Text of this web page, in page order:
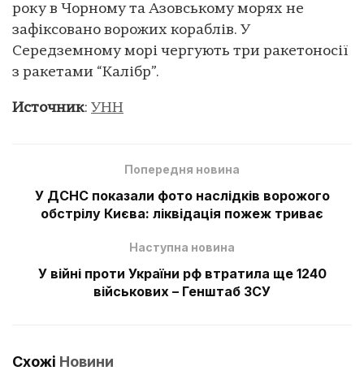
року в Чорному та Азовському морях не
зафіксовано ворожих кораблів. У
Середземному морі чергують три ракетоносії
з ракетами “Калібр”.
Источник: УНН
Попередня новина
У ДСНС показали фото наслідків ворожого
обстрілу Києва: ліквідація пожеж триває
Наступна новина
У війні проти України рф втратила ще 1240
військових – Генштаб ЗСУ
Схожі Новини